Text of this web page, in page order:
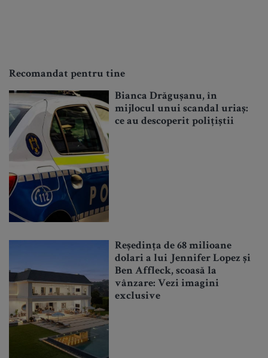
Recomandat pentru tine
Bianca Drăgușanu, în
mijlocul unui scandal uriaș:
ce au descoperit polițiștii
Reședința de 68 milioane
dolari a lui Jennifer Lopez și
Ben Affleck, scoasă la
vânzare: Vezi imagini
exclusive